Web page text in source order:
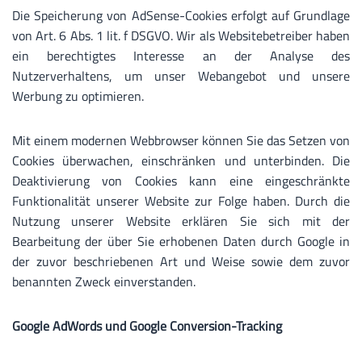
Die Speicherung von AdSense-Cookies erfolgt auf Grundlage
von Art. 6 Abs. 1 lit. f DSGVO. Wir als Websitebetreiber haben
ein berechtigtes Interesse an der Analyse des
Nutzerverhaltens, um unser Webangebot und unsere
Werbung zu optimieren.
Mit einem modernen Webbrowser können Sie das Setzen von
Cookies überwachen, einschränken und unterbinden. Die
Deaktivierung von Cookies kann eine eingeschränkte
Funktionalität unserer Website zur Folge haben. Durch die
Nutzung unserer Website erklären Sie sich mit der
Bearbeitung der über Sie erhobenen Daten durch Google in
der zuvor beschriebenen Art und Weise sowie dem zuvor
benannten Zweck einverstanden.
Google AdWords und Google Conversion-Tracking